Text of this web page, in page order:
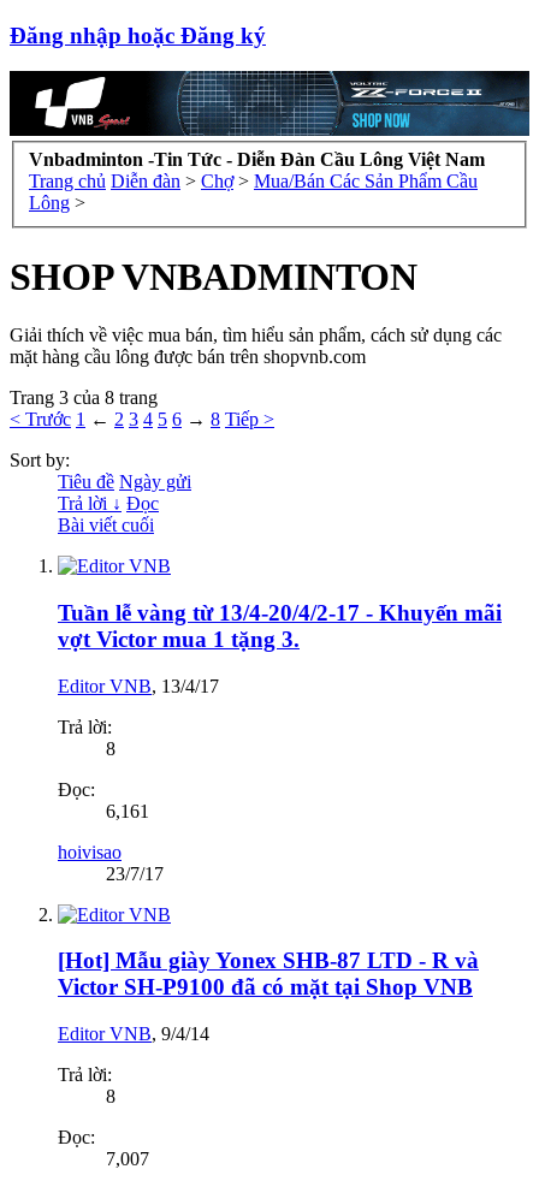
Đăng nhập hoặc Đăng ký
Vnbadminton -Tin Tức - Diễn Đàn Cầu Lông Việt Nam
Trang chủ Diễn đàn > Chợ > Mua/Bán Các Sản Phẩm Cầu
Lông >
SHOP VNBADMINTON
Giải thích về việc mua bán, tìm hiểu sản phẩm, cách sử dụng các
mặt hàng cầu lông được bán trên shopvnb.com
Trang 3 của 8 trang
< Trước 1 ← 2 3 4 5 6 → 8 Tiếp >
Sort by:
Tiêu đề Ngày gửi
Trả lời ↓ Đọc
Bài viết cuối
Tuần lễ vàng từ 13/4-20/4/2-17 - Khuyến mãi
vợt Victor mua 1 tặng 3.
Editor VNB, 13/4/17
Trả lời:
8
Đọc:
6,161
hoivisao
23/7/17
[Hot] Mẫu giày Yonex SHB-87 LTD - R và
Victor SH-P9100 đã có mặt tại Shop VNB
Editor VNB, 9/4/14
Trả lời:
8
Đọc:
7,007